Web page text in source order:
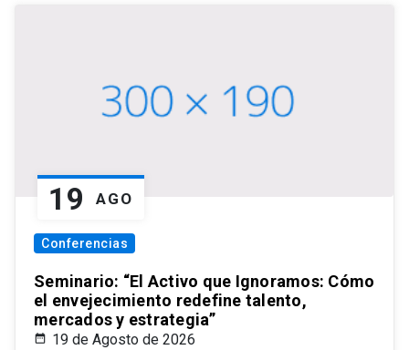
19 AGO
Conferencias
Seminario: “El Activo que Ignoramos: Cómo
el envejecimiento redefine talento,
mercados y estrategia”
19 de Agosto de 2026